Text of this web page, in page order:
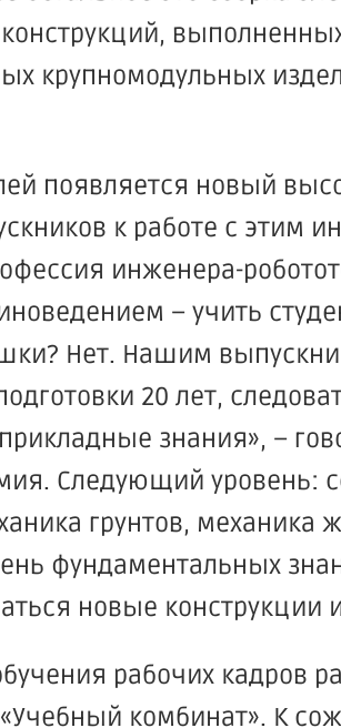
крупномодульных
появляется новый
к работе с этим
инженера-
– учить
Нет. Нашим
20 лет,
знания», –
Следующий уровень:
грунтов, механика
фундаментальных
новые конструкции
рабочих кадров
«Учебный комбинат». К